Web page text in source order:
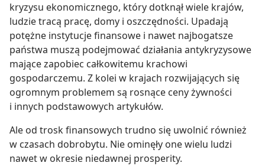
kryzysu ekonomicznego, który dotknął wiele krajów,
ludzie tracą pracę, domy i oszczędności. Upadają
potężne instytucje finansowe i nawet najbogatsze
państwa muszą podejmować działania antykryzysowe
mające zapobiec całkowitemu krachowi
gospodarczemu. Z kolei w krajach rozwijających się
ogromnym problemem są rosnące ceny żywności
i innych podstawowych artykułów.
Ale od trosk finansowych trudno się uwolnić również
w czasach dobrobytu. Nie ominęły one wielu ludzi
nawet w okresie niedawnej prosperity.